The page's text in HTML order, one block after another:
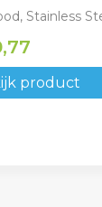
Stainless
product